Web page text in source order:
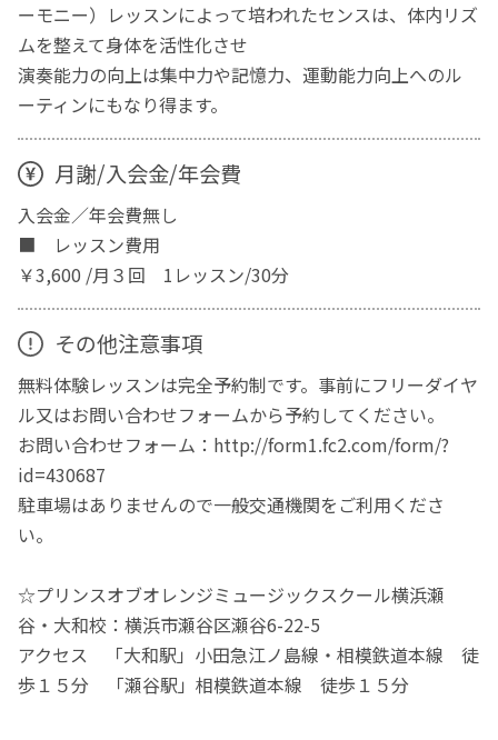
ーモニー）レッスンによって培われたセンスは、体内リズ
ムを整えて身体を活性化させ
演奏能力の向上は集中力や記憶力、運動能力向上へのル
ーティンにもなり得ます。
月謝/入会金/年会費
入会金／年会費無し
■ レッスン費用
￥3,600 /月３回 1レッスン/30分
その他注意事項
無料体験レッスンは完全予約制です。事前にフリーダイヤ
ル又はお問い合わせフォームから予約してください。
お問い合わせフォーム：http://form1.fc2.com/form/?
id=430687
駐車場はありませんので一般交通機関をご利用くださ
い。
☆プリンスオブオレンジミュージックスクール横浜瀬
谷・大和校：横浜市瀬谷区瀬谷6-22-5
アクセス 「大和駅」小田急江ノ島線・相模鉄道本線 徒
歩１５分 「瀬谷駅」相模鉄道本線 徒歩１５分